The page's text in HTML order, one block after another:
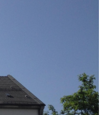
▼